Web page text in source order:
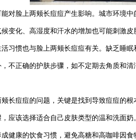
脸上两颊长痘痘产生影响。城市环境中
变化、高湿度和汗水的增加也可能刺激皮
惯也与脸上两颊长痘痘有关。缺乏睡眠
不正确的护肤步骤，如不定期去角质和
痘痘的问题，关键是找到导致痘痘的根
应该选择适合自己皮肤类型的温和洗面
健康的饮食习惯，避免高糖和高咖啡因